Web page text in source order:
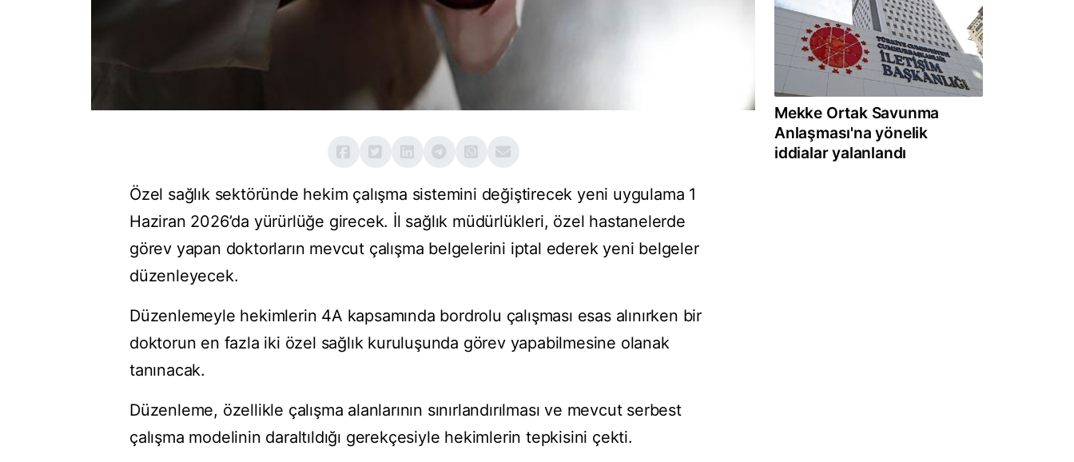
Özel sağlık sektöründe hekim çalışma sistemini değiştirecek yeni uygulama 1
Haziran 2026’da yürürlüğe girecek. İl sağlık müdürlükleri, özel hastanelerde
görev yapan doktorların mevcut çalışma belgelerini iptal ederek yeni belgeler
düzenleyecek.
Düzenlemeyle hekimlerin 4A kapsamında bordrolu çalışması esas alınırken bir
doktorun en fazla iki özel sağlık kuruluşunda görev yapabilmesine olanak
tanınacak.
Düzenleme, özellikle çalışma alanlarının sınırlandırılması ve mevcut serbest
çalışma modelinin daraltıldığı gerekçesiyle hekimlerin tepkisini çekti.
Mekke Ortak Savunma
Anlaşması'na yönelik
iddialar yalanlandı